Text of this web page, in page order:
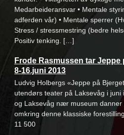
Medarbeideransvar • Mentale
adferden vår) • Mentale sperrer
Stress / stressmestring (bedre
Positiv tenking. […]
Frode Rasmussen tar
8-16.juni 2013
Ludvig Holbergs «Jeppe på
utendørs teater på Laksevåg i
og Laksevåg nær museum danner
omkring denne klassiske
11 500